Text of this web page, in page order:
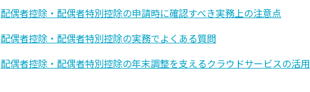
配偶者控除・配偶者特別控除の申請時に確認すべき実務上の注意点
配偶者控除・配偶者特別控除の実務でよくある質問
配偶者控除・配偶者特別控除の年末調整を支えるクラウドサービスの活用